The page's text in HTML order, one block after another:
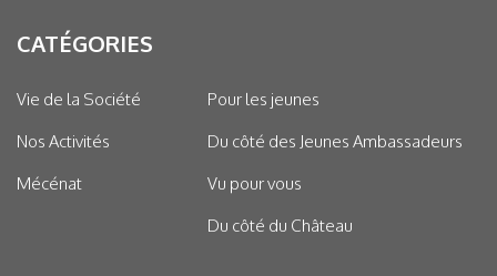
CATÉGORIES
Vie de la Société
Nos Activités
Mécénat
Pour les jeunes
Du côté des Jeunes Ambassadeurs
Vu pour vous
Du côté du Château